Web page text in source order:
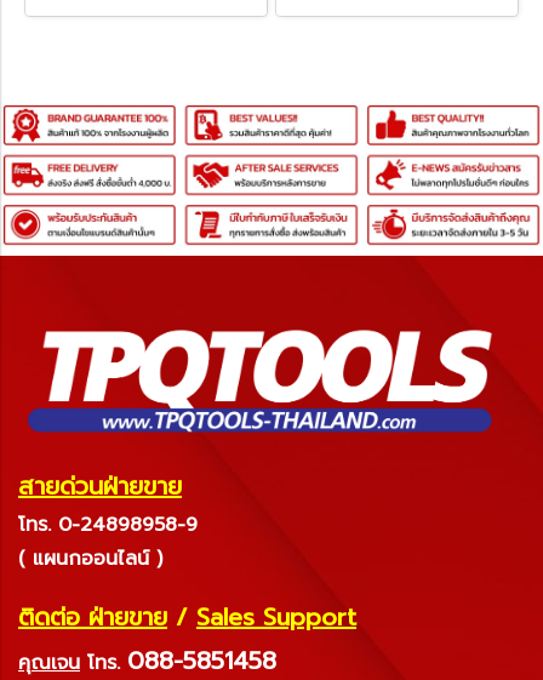
สายด่วนฝ่ายขาย
โทร. 0-24898958-9
( แผนกออนไลน์ )
ติดต่อ ฝ่ายขาย / Sales Support
คุณเจน โทร. 088-5851458